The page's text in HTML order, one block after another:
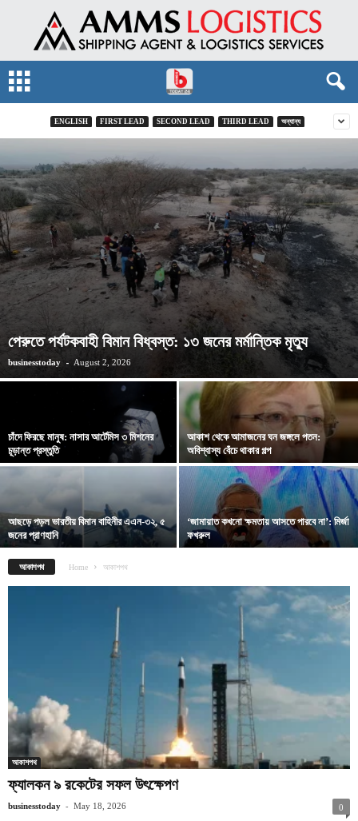
ENGLISH FIRST LEAD SECOND LEAD THIRD LEAD অন্যান্য
পেরুতে পর্যটকবাহী বিমান বিধ্বস্ত: ১৩ জনের মর্মান্তিক মৃত্যু
businesstoday - August 2, 2026
চাঁদে ফিরছে মানুষ: নাসার আর্টেমিস ৩ মিশনের
চূড়ান্ত প্রস্তুতি
আকাশ থেকে আমাজনের ঘন জঙ্গলে পতন:
অবিশ্বাস্য বেঁচে থাকার গল্প
আছড়ে পড়ল ভারতীয় বিমান বাহিনীর এএন-৩২, ৫
জনের প্রাণহানি
‘জামায়াত কখনো ক্ষমতায় আসতে পারবে না’: মির্জা
ফখরুল
আকাশপথ Home আকাশপথ
আকাশপথ
ফ্যালকন ৯ রকেটের সফল উৎক্ষেপণ
businesstoday - May 18, 2026 0